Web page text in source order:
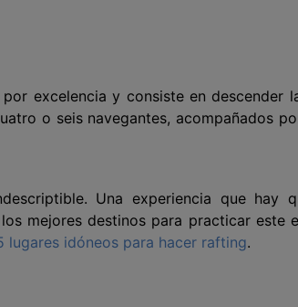
excelencia y consiste en descender
o seis navegantes, acompañados
Una experiencia que hay
mejores destinos para practicar este
lugares idóneos para hacer rafting.